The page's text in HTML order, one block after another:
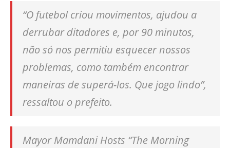
“O futebol criou movimentos, ajudou a
derrubar ditadores e, por 90 minutos,
não só nos permitiu esquecer nossos
problemas, como também encontrar
maneiras de superá-los. Que jogo lindo”,
ressaltou o prefeito.
Mayor Mamdani Hosts “The Morning